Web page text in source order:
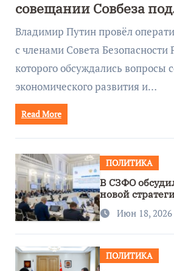
совещании Совбеза под
руководством Путина
Владимир Путин провёл
с членами Совета Безопасности
которого обсуждались вопросы
экономического развития и…
Read More
ПОЛИТИКА
В СЗФО
новой
Июн 18, 2026
ПОЛИТИКА